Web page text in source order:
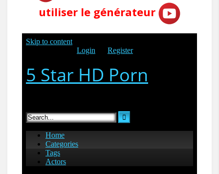
utiliser le générateur